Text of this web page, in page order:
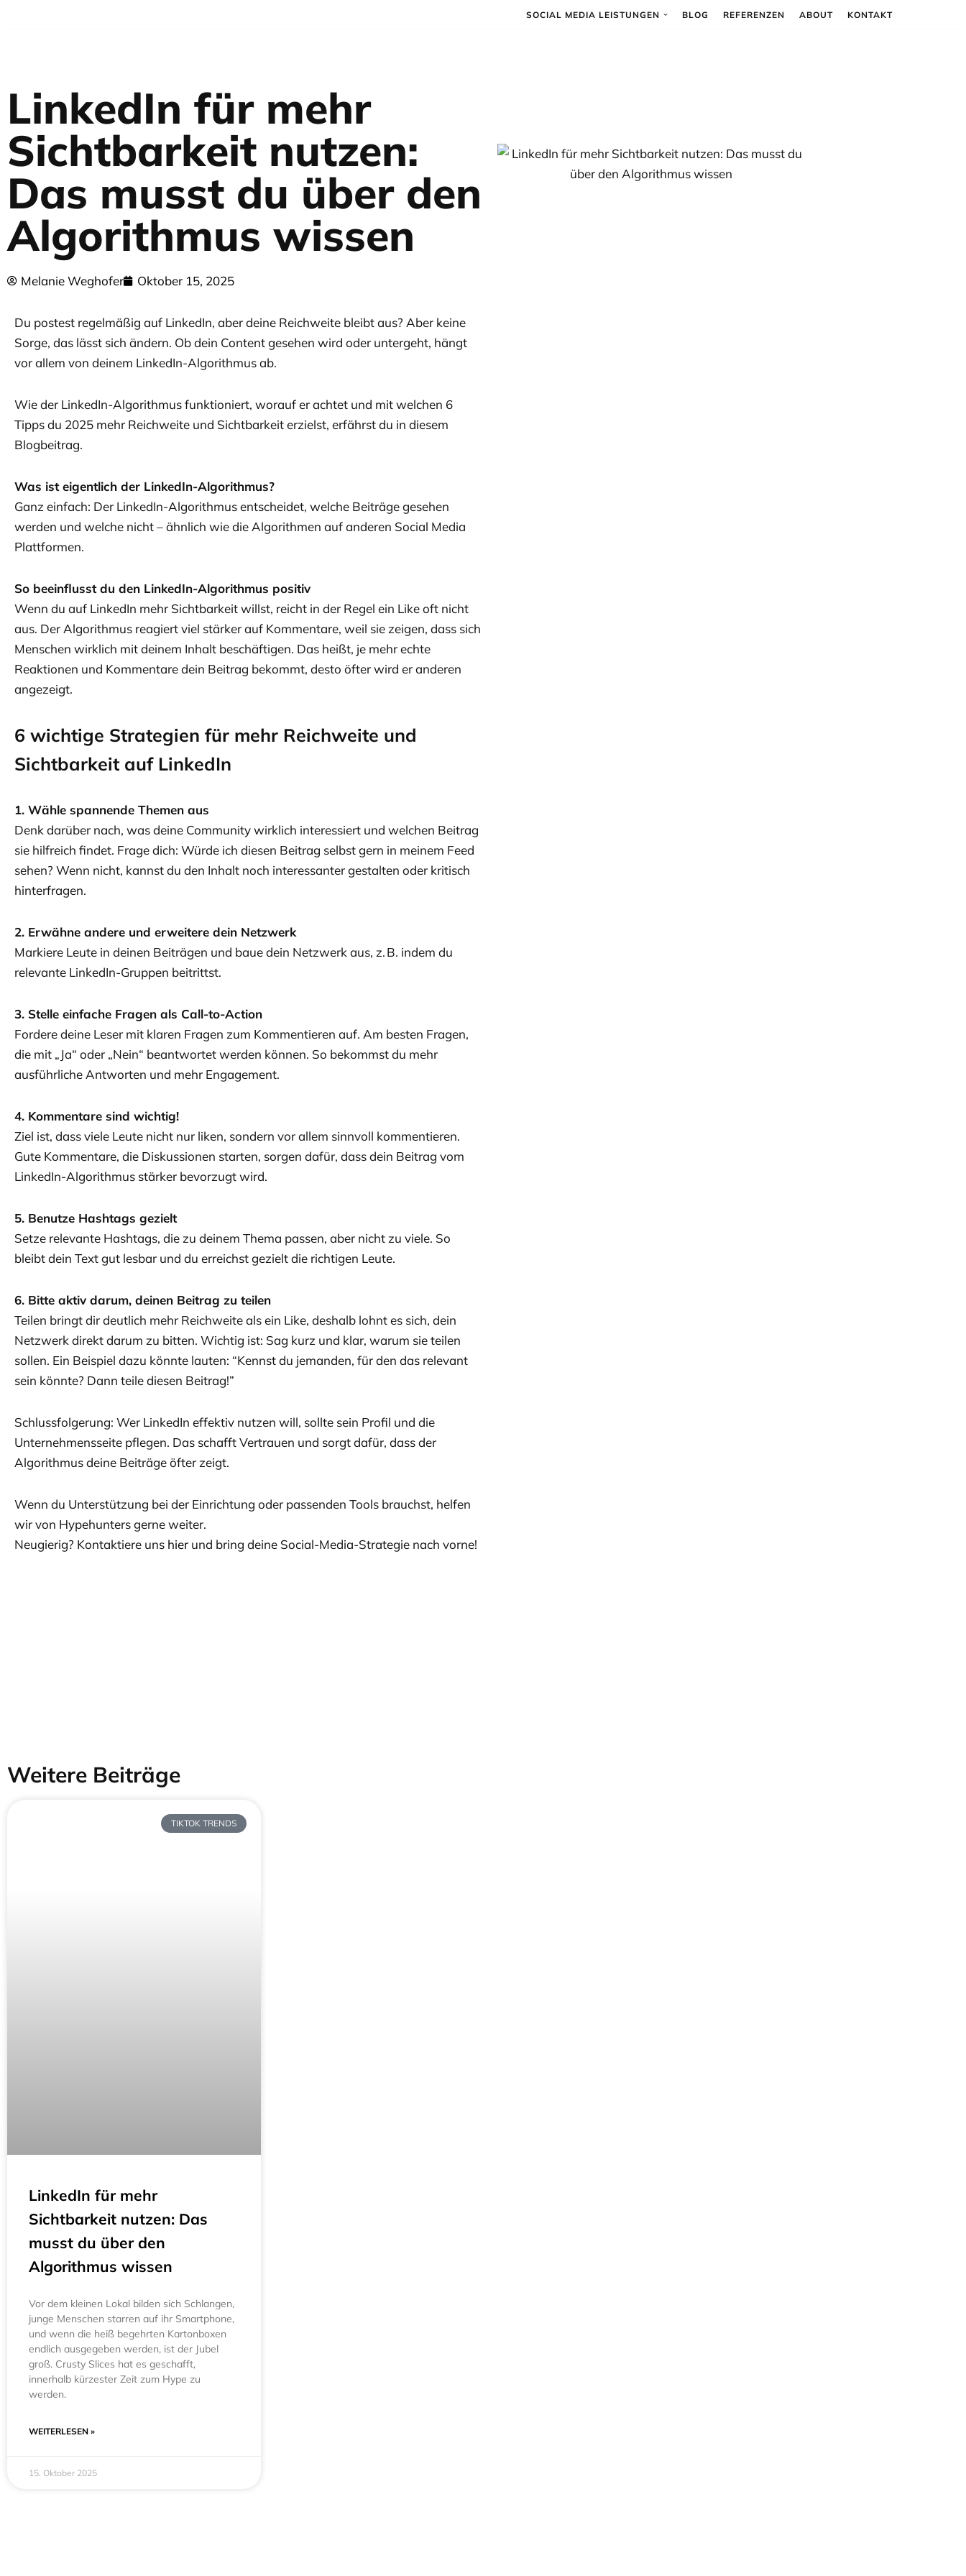
SOCIAL MEDIA LEISTUNGEN BLOG REFERENZEN ABOUT KONTAKT
LinkedIn für mehr
Sichtbarkeit nutzen:
Das musst du über den
Algorithmus wissen
Melanie Weghofer Oktober 15, 2025
Du postest regelmäßig auf LinkedIn, aber deine Reichweite bleibt aus? Aber keine
Sorge, das lässt sich ändern. Ob dein Content gesehen wird oder untergeht, hängt
vor allem von deinem LinkedIn-Algorithmus ab.
Wie der LinkedIn-Algorithmus funktioniert, worauf er achtet und mit welchen 6
Tipps du 2025 mehr Reichweite und Sichtbarkeit erzielst, erfährst du in diesem
Blogbeitrag.
Was ist eigentlich der LinkedIn-Algorithmus?
Ganz einfach: Der LinkedIn-Algorithmus entscheidet, welche Beiträge gesehen
werden und welche nicht – ähnlich wie die Algorithmen auf anderen Social Media
Plattformen.
So beeinflusst du den LinkedIn-Algorithmus positiv
Wenn du auf LinkedIn mehr Sichtbarkeit willst, reicht in der Regel ein Like oft nicht
aus. Der Algorithmus reagiert viel stärker auf Kommentare, weil sie zeigen, dass sich
Menschen wirklich mit deinem Inhalt beschäftigen. Das heißt, je mehr echte
Reaktionen und Kommentare dein Beitrag bekommt, desto öfter wird er anderen
angezeigt.
6 wichtige Strategien für mehr Reichweite und
Sichtbarkeit auf LinkedIn
1. Wähle spannende Themen aus
Denk darüber nach, was deine Community wirklich interessiert und welchen Beitrag
sie hilfreich findet. Frage dich: Würde ich diesen Beitrag selbst gern in meinem Feed
sehen? Wenn nicht, kannst du den Inhalt noch interessanter gestalten oder kritisch
hinterfragen.
2. Erwähne andere und erweitere dein Netzwerk
Markiere Leute in deinen Beiträgen und baue dein Netzwerk aus, z. B. indem du
relevante LinkedIn-Gruppen beitrittst.
3. Stelle einfache Fragen als Call-to-Action
Fordere deine Leser mit klaren Fragen zum Kommentieren auf. Am besten Fragen,
die mit „Ja“ oder „Nein“ beantwortet werden können. So bekommst du mehr
ausführliche Antworten und mehr Engagement.
4. Kommentare sind wichtig!
Ziel ist, dass viele Leute nicht nur liken, sondern vor allem sinnvoll kommentieren.
Gute Kommentare, die Diskussionen starten, sorgen dafür, dass dein Beitrag vom
LinkedIn-Algorithmus stärker bevorzugt wird.
5. Benutze Hashtags gezielt
Setze relevante Hashtags, die zu deinem Thema passen, aber nicht zu viele. So
bleibt dein Text gut lesbar und du erreichst gezielt die richtigen Leute.
6. Bitte aktiv darum, deinen Beitrag zu teilen
Teilen bringt dir deutlich mehr Reichweite als ein Like, deshalb lohnt es sich, dein
Netzwerk direkt darum zu bitten. Wichtig ist: Sag kurz und klar, warum sie teilen
sollen. Ein Beispiel dazu könnte lauten: “Kennst du jemanden, für den das relevant
sein könnte? Dann teile diesen Beitrag!”
Schlussfolgerung: Wer LinkedIn effektiv nutzen will, sollte sein Profil und die
Unternehmensseite pflegen. Das schafft Vertrauen und sorgt dafür, dass der
Algorithmus deine Beiträge öfter zeigt.
Wenn du Unterstützung bei der Einrichtung oder passenden Tools brauchst, helfen
wir von Hypehunters gerne weiter.
Neugierig? Kontaktiere uns hier und bring deine Social-Media-Strategie nach vorne!
Weitere Beiträge
TIKTOK TRENDS
LinkedIn für mehr
Sichtbarkeit nutzen: Das
musst du über den
Algorithmus wissen
Vor dem kleinen Lokal bilden sich Schlangen,
junge Menschen starren auf ihr Smartphone,
und wenn die heiß begehrten Kartonboxen
endlich ausgegeben werden, ist der Jubel
groß. Crusty Slices hat es geschafft,
innerhalb kürzester Zeit zum Hype zu
werden.
WEITERLESEN »
15. Oktober 2025